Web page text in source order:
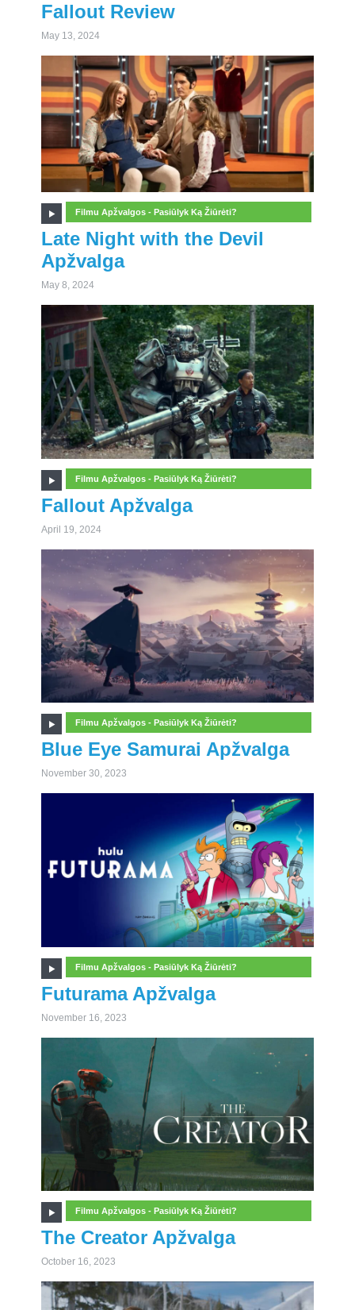
Fallout Review
May 13, 2024
Filmu Apžvalgos - Pasiūlyk Ką Žiūrėti?
Late Night with the Devil
Apžvalga
May 8, 2024
Filmu Apžvalgos - Pasiūlyk Ką Žiūrėti?
Fallout Apžvalga
April 19, 2024
Filmu Apžvalgos - Pasiūlyk Ką Žiūrėti?
Blue Eye Samurai Apžvalga
November 30, 2023
Filmu Apžvalgos - Pasiūlyk Ką Žiūrėti?
Futurama Apžvalga
November 16, 2023
Filmu Apžvalgos - Pasiūlyk Ką Žiūrėti?
The Creator Apžvalga
October 16, 2023